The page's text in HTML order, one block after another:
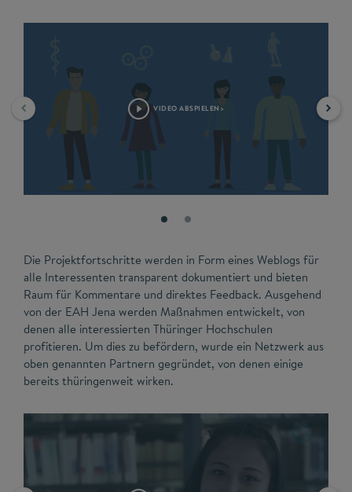
VIDEO ABSPIELEN>
Die Projektfortschritte werden in Form eines Weblogs für
alle Interessenten transparent dokumentiert und bieten
Raum für Kommentare und direktes Feedback. Ausgehend
von der EAH Jena werden Maßnahmen entwickelt, von
denen alle interessierten Thüringer Hochschulen
profitieren. Um dies zu befördern, wurde ein Netzwerk aus
oben genannten Partnern gegründet, von denen einige
bereits thüringenweit wirken.